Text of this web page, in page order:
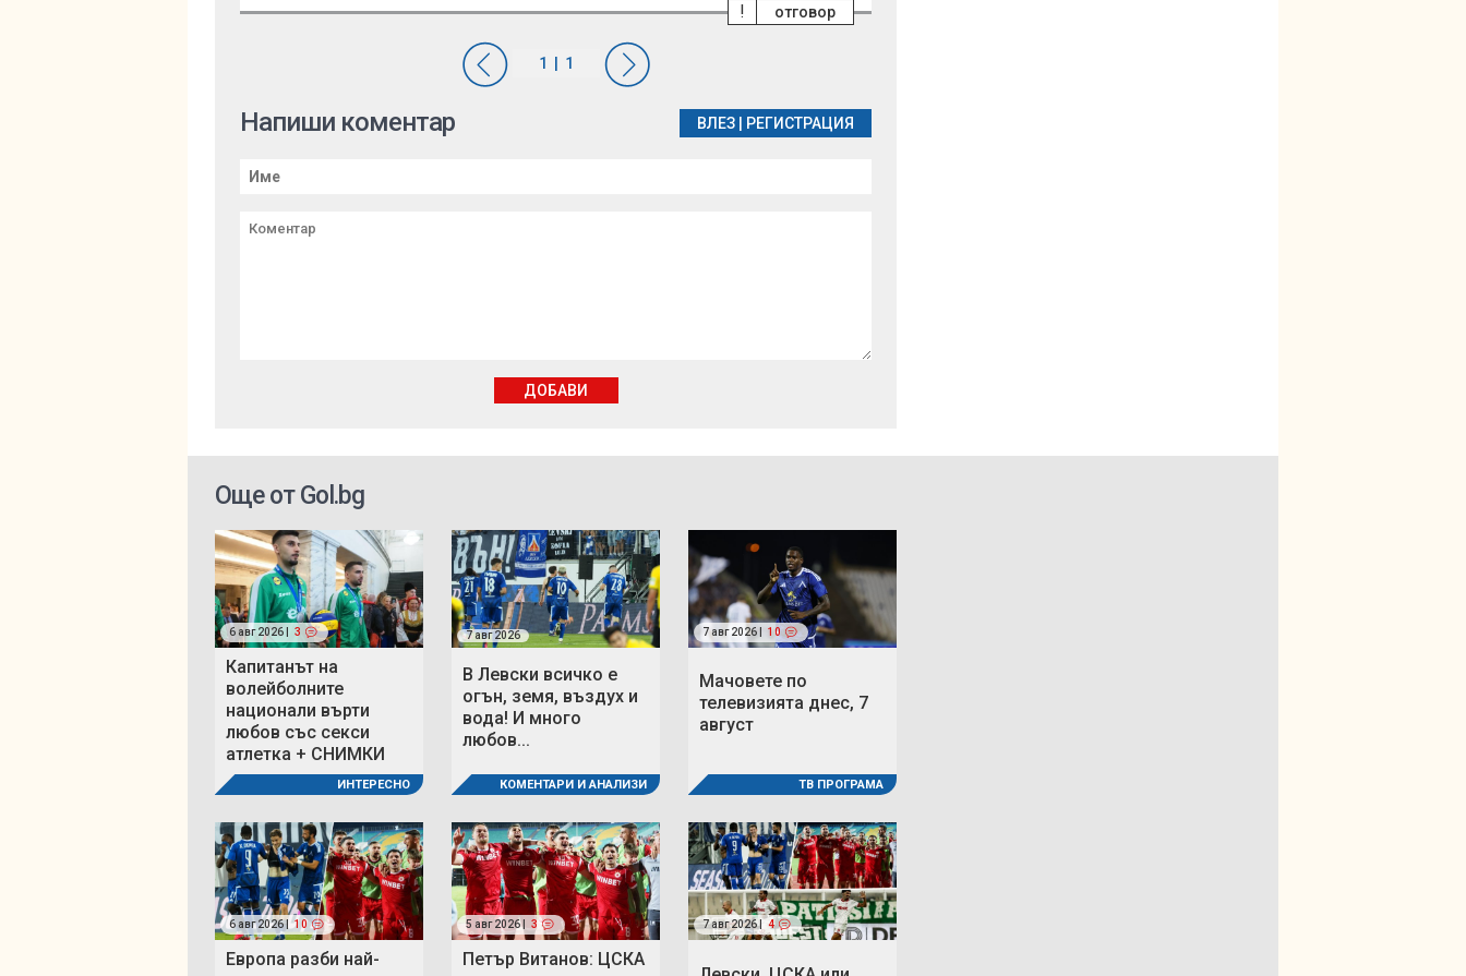
отговор
!
Напиши коментар ВЛЕЗ РЕГИСТРАЦИЯ
ДОБАВИ
Още от Gol.bg
6 авг 2026 | 3
Капитанът на
волейболните
национали върти
любов със секси
атлетка + СНИМКИ
ИНТЕРЕСНО
7 авг 2026
В Левски всичко е
огън, земя, въздух и
вода! И много
любов...
КОМЕНТАРИ И АНАЛИЗИ
7 авг 2026 | 10
Мачовете по
телевизията днес, 7
август
ТВ ПРОГРАМА
6 авг 2026 | 10
Европа разби най-
5 авг 2026 | 3
Петър Витанов: ЦСКА
7 авг 2026 | 4